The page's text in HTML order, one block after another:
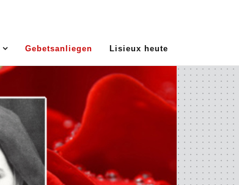
Gebetsanliegen Lisieux heute